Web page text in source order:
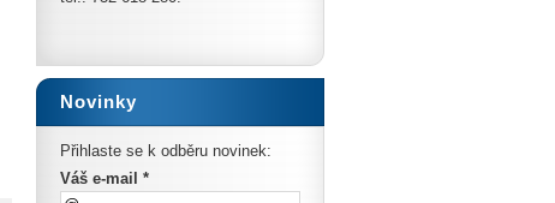
Novinky
Přihlaste se k odběru novinek:
Váš e-mail *